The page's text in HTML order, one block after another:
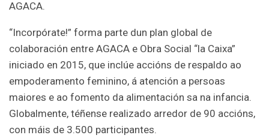
AGACA.
“Incorpórate!” forma parte dun plan global de
colaboración entre AGACA e Obra Social “la Caixa”
iniciado en 2015, que inclúe accións de respaldo ao
empoderamento feminino, á atención a persoas
maiores e ao fomento da alimentación sa na infancia.
Globalmente, téñense realizado arredor de 90 accións,
con máis de 3.500 participantes.